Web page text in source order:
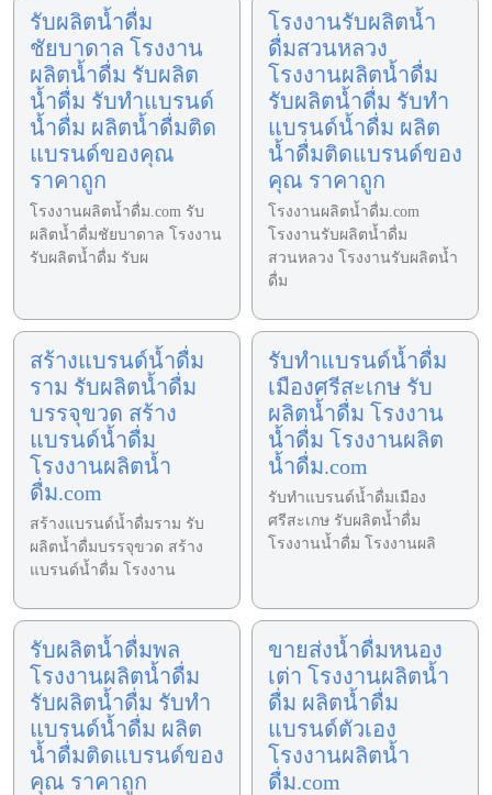
รับผลิตน้ำดื่ม
ชัยบาดาล โรงงาน
ผลิตน้ำดื่ม รับผลิต
น้ำดื่ม รับทำแบรนด์
น้ำดื่ม ผลิตน้ำดื่มติด
แบรนด์ของคุณ
ราคาถูก
โรงงานผลิตน้ำดื่ม.com รับ
ผลิตน้ำดื่มชัยบาดาล โรงงาน
รับผลิตน้ำดื่ม รับผ
โรงงานรับผลิตน้ำ
ดื่มสวนหลวง
โรงงานผลิตน้ำดื่ม
รับผลิตน้ำดื่ม รับทำ
แบรนด์น้ำดื่ม ผลิต
น้ำดื่มติดแบรนด์ของ
คุณ ราคาถูก
โรงงานผลิตน้ำดื่ม.com
โรงงานรับผลิตน้ำดื่ม
สวนหลวง โรงงานรับผลิตน้ำ
ดื่ม
สร้างแบรนด์น้ำดื่ม
ราม รับผลิตน้ำดื่ม
บรรจุขวด สร้าง
แบรนด์น้ำดื่ม
โรงงานผลิตน้ำ
ดื่ม.com
สร้างแบรนด์น้ำดื่มราม รับ
ผลิตน้ำดื่มบรรจุขวด สร้าง
แบรนด์น้ำดื่ม โรงงาน
รับทำแบรนด์น้ำดื่ม
เมืองศรีสะเกษ รับ
ผลิตน้ำดื่ม โรงงาน
น้ำดื่ม โรงงานผลิต
น้ำดื่ม.com
รับทำแบรนด์น้ำดื่มเมือง
ศรีสะเกษ รับผลิตน้ำดื่ม
โรงงานน้ำดื่ม โรงงานผลิ
รับผลิตน้ำดื่มพล
โรงงานผลิตน้ำดื่ม
รับผลิตน้ำดื่ม รับทำ
แบรนด์น้ำดื่ม ผลิต
น้ำดื่มติดแบรนด์ของ
คุณ ราคาถูก
ขายส่งน้ำดื่มหนอง
เต่า โรงงานผลิตน้ำ
ดื่ม ผลิตน้ำดื่ม
แบรนด์ตัวเอง
โรงงานผลิตน้ำ
ดื่ม.com